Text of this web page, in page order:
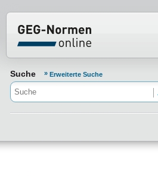
Normenportal
Suche Erweiterte Suche